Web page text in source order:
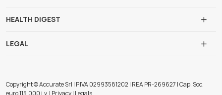
HEALTH DIGEST
LEGAL
Copyright © Accurate Srl | P.IVA 02993581202 | REA PR-269627 | Cap. Soc.
euro 115.000 i.v. | Privacy | Legals